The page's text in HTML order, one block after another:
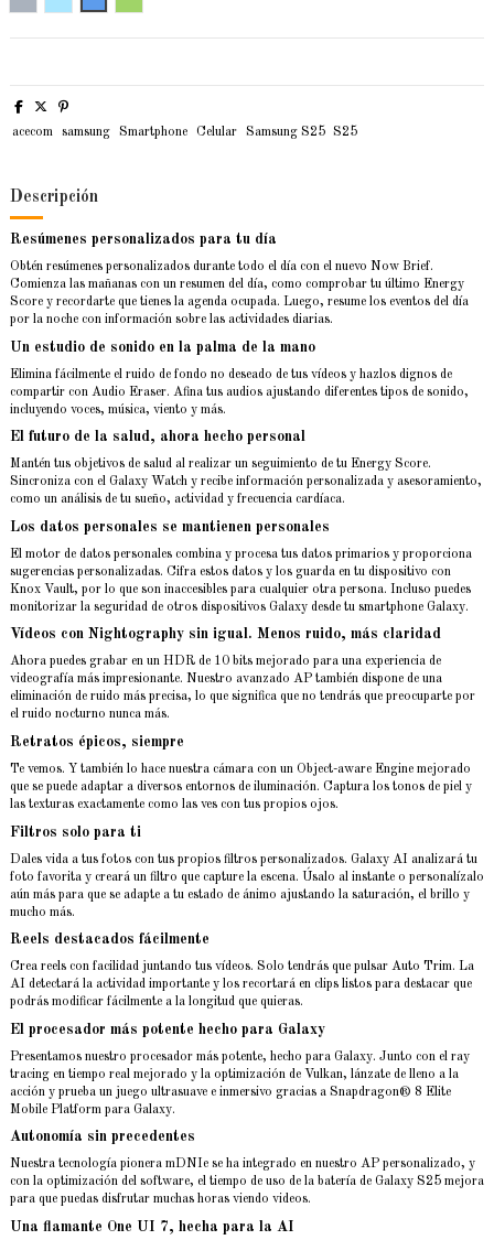
acecom samsung Smartphone Celular Samsung S25 S25
Descripción
Resúmenes personalizados para tu día
Obtén resúmenes personalizados durante todo el día con el nuevo Now Brief.
Comienza las mañanas con un resumen del día, como comprobar tu último Energy
Score y recordarte que tienes la agenda ocupada. Luego, resume los eventos del día
por la noche con información sobre las actividades diarias.
Un estudio de sonido en la palma de la mano
Elimina fácilmente el ruido de fondo no deseado de tus vídeos y hazlos dignos de
compartir con Audio Eraser. Afina tus audios ajustando diferentes tipos de sonido,
incluyendo voces, música, viento y más.
El futuro de la salud, ahora hecho personal
Mantén tus objetivos de salud al realizar un seguimiento de tu Energy Score.
Sincroniza con el Galaxy Watch y recibe información personalizada y asesoramiento,
como un análisis de tu sueño, actividad y frecuencia cardíaca.
Los datos personales se mantienen personales
El motor de datos personales combina y procesa tus datos primarios y proporciona
sugerencias personalizadas. Cifra estos datos y los guarda en tu dispositivo con
Knox Vault, por lo que son inaccesibles para cualquier otra persona. Incluso puedes
monitorizar la seguridad de otros dispositivos Galaxy desde tu smartphone Galaxy.
Vídeos con Nightography sin igual. Menos ruido, más claridad
Ahora puedes grabar en un HDR de 10 bits mejorado para una experiencia de
videografía más impresionante. Nuestro avanzado AP también dispone de una
eliminación de ruido más precisa, lo que significa que no tendrás que preocuparte por
el ruido nocturno nunca más.
Retratos épicos, siempre
Te vemos. Y también lo hace nuestra cámara con un Object-aware Engine mejorado
que se puede adaptar a diversos entornos de iluminación. Captura los tonos de piel y
las texturas exactamente como las ves con tus propios ojos.
Filtros solo para ti
Dales vida a tus fotos con tus propios filtros personalizados. Galaxy AI analizará tu
foto favorita y creará un filtro que capture la escena. Úsalo al instante o personalízalo
aún más para que se adapte a tu estado de ánimo ajustando la saturación, el brillo y
mucho más.
Reels destacados fácilmente
Crea reels con facilidad juntando tus vídeos. Solo tendrás que pulsar Auto Trim. La
AI detectará la actividad importante y los recortará en clips listos para destacar que
podrás modificar fácilmente a la longitud que quieras.
El procesador más potente hecho para Galaxy
Presentamos nuestro procesador más potente, hecho para Galaxy. Junto con el ray
tracing en tiempo real mejorado y la optimización de Vulkan, lánzate de lleno a la
acción y prueba un juego ultrasuave e inmersivo gracias a Snapdragon® 8 Elite
Mobile Platform para Galaxy.
Autonomía sin precedentes
Nuestra tecnología pionera mDNIe se ha integrado en nuestro AP personalizado, y
con la optimización del software, el tiempo de uso de la batería de Galaxy S25 mejora
para que puedas disfrutar muchas horas viendo videos.
Una flamante One UI 7, hecha para la AI